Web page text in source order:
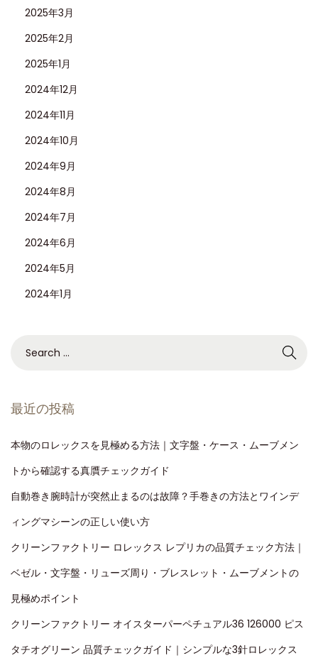
2025年3月
2025年2月
2025年1月
2024年12月
2024年11月
2024年10月
2024年9月
2024年8月
2024年7月
2024年6月
2024年5月
2024年1月
最近の投稿
本物のロレックスを見極める方法｜文字盤・ケース・ムーブメン
トから確認する真贋チェックガイド
自動巻き腕時計が突然止まるのは故障？手巻きの方法とワインデ
ィングマシーンの正しい使い方
クリーンファクトリー ロレックス レプリカの品質チェック方法｜
ベゼル・文字盤・リューズ周り・ブレスレット・ムーブメントの
見極めポイント
クリーンファクトリー オイスターパーペチュアル36 126000 ピス
タチオグリーン 品質チェックガイド｜シンプルな3針ロレックス